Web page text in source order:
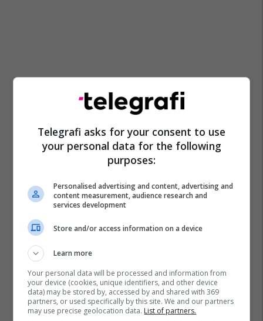
Walsall Dyshek West Midlands
PronariTelegrafi asks for your consent to use
your personal data for the following
purposes:
Personalised advertising and content, advertising and
content measurement, audience research and
services development
Store and/or access information on a device
Learn more
Your personal data will be processed and information from
your device (cookies, unique identifiers, and other device
data) may be stored by, accessed by and shared with 369
partners, or used specifically by this site. We and our partners
may use precise geolocation data. List of partners.